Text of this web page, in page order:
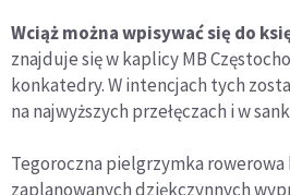
Wciąż można wpisywać się do
znajduje się w kaplicy MB
konkatedry. W intencjach tych
na najwyższych przełęczach i w
Tegoroczna pielgrzymka
zaplanowanych dziękczynnych